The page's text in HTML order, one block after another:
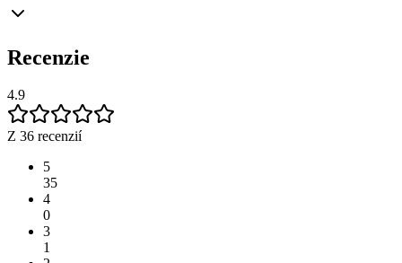
Recenzie
4.9
Z 36 recenzií
5
35
4
0
3
1